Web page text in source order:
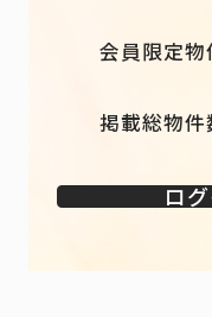
会員限定物
掲載総物件
ロ